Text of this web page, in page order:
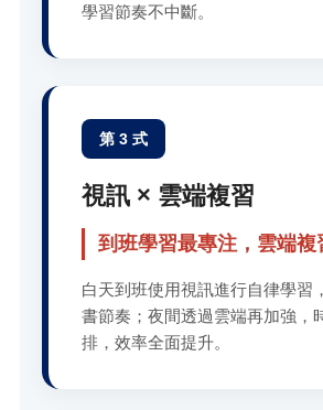
學習節奏不中斷。
第 3 式
視訊 × 雲端複習
到班學習最專注，雲端複
白天到班使用視訊進行自律學習
書節奏；夜間透過雲端再加強，
排，效率全面提升。